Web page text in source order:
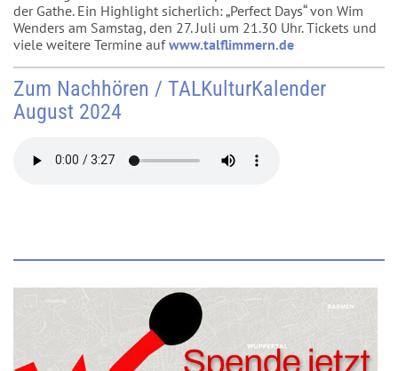
der Gathe. Ein Highlight sicherlich: „Perfect Days“ von Wim
Wenders am Samstag, den 27. Juli um 21.30 Uhr. Tickets und
viele weitere Termine aufwww.talflimmern.de
Zum Nachhören / TALKulturKalender
August 2024